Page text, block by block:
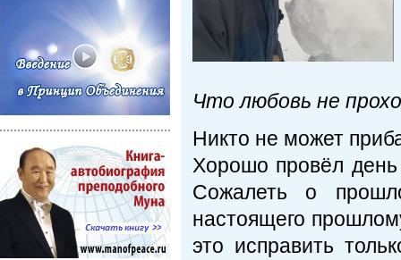
Что любовь не
Никто не может
Хорошо провёл
Сожалеть о
настоящего
это исправить